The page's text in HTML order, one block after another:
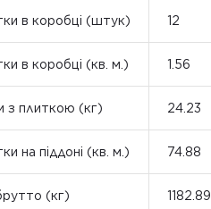
в коробці (штук) 12
в коробці (кв. м.) 1.56
з плиткою (кг) 24.23
на піддоні (кв. м.) 74.88
(кг) 1182.89